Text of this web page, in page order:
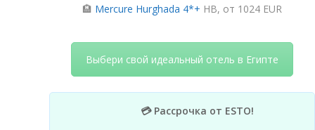
🏨 Mercure Hurghada 4*+ HB, от 1024 EUR
Выбери свой идеальный отель в Египте
💳 Рассрочка от ESTO!